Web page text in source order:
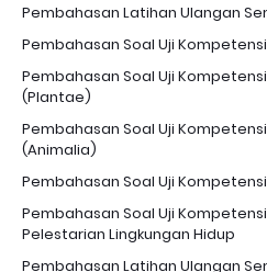
Pembahasan Latihan Ulangan
Pembahasan Soal Uji
Pembahasan Soal Uji
(Plantae)
Pembahasan Soal Uji
(Animalia)
Pembahasan Soal Uji
Pembahasan Soal Uji
Pelestarian Lingkungan Hidup
Pembahasan Latihan Ulangan